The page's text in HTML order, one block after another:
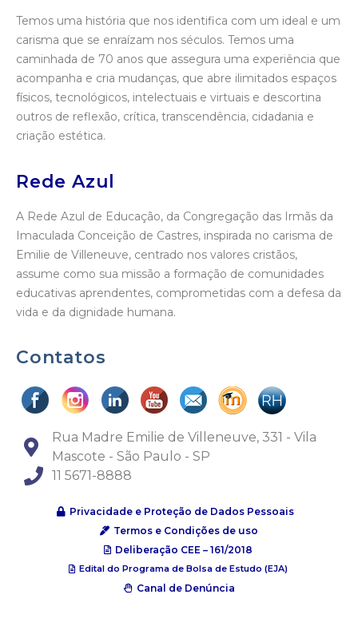
Temos uma história que nos identifica com um ideal e um
carisma que se enraízam nos séculos. Temos uma
caminhada de 70 anos que assegura uma experiência que
acompanha e cria mudanças, que abre ilimitados espaços
físicos, tecnológicos, intelectuais e virtuais e descortina
outros de reflexão, crítica, transcendência, cidadania e
criação estética.
Rede Azul
A Rede Azul de Educação, da Congregação das Irmãs da
Imaculada Conceição de Castres, inspirada no carisma de
Emilie de Villeneuve, centrado nos valores cristãos,
assume como sua missão a formação de comunidades
educativas aprendentes, comprometidas com a defesa da
vida e da dignidade humana.
Contatos
Rua Madre Emilie de Villeneuve, 331 - Vila
Mascote - São Paulo - SP
11 5671-8888
Privacidade e Proteção de Dados Pessoais
Termos e Condições de uso
Deliberação CEE – 161/2018
Edital do Programa de Bolsa de Estudo (EJA)
Canal de Denúncia